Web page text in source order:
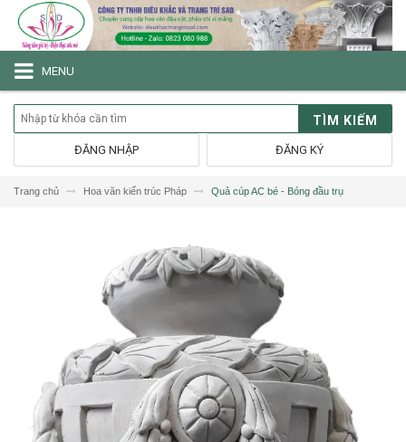
MENU
TÌM KIẾM
ĐĂNG KÝ
ĐĂNG NHẬP
Trang chủ Hoa văn kiến trúc Pháp Quả cúp AC bé - Bóng đầu trụ